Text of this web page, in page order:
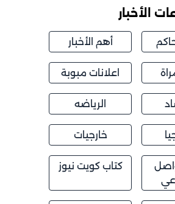
الأخبار
أهم الأخبار
اعلانات مبوبة
الرياضه
خارجيات
كتاب كويت نيوز